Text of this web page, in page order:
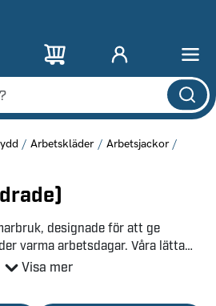
Arbetskläder Arbetsjackor
designade för att ge
varma arbetsdagar. Våra lätta
av andningsbara material som
Visa mer